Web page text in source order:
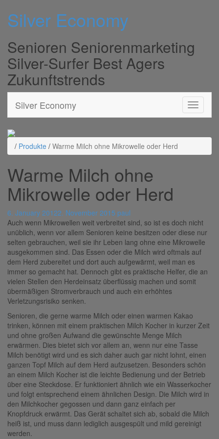
Silver Economy
Senioren Seniorenmarketing
Silver-Surfer Best Agers
Zukunftstrends
Silver Economy
/ Produkte / Warme Milch ohne Mikrowelle oder Herd
Warme Milch ohne
Mikrowelle oder Herd
6. January 20122. November 2015 paul
Auch wenn Mikrowellen weit verbreitet sind, so ist es doch nicht
unüblich, wenn vor allem Senioren keine besitzen oder diese nur
selten gebrauchen, weil sie ihr Leben lang ohne eine Mikrowelle
ausgekommen sind. Das Essen oder die Milch wird oftmals auf
dem Herd zubereitet und dort auch aufgewärmt, weil man es
immer so gemacht hat. Dennoch gibt es praktische Helfer, die an
vielen Stellen den Herdeinsatz überflüssig machen und somit
übermäßigen Stromverbrauch und auch ein erhöhtes
Verletzungsrisiko senken.
Senioren, die gerne warme Milch oder einen warmen Kakao
trinken, können mit einem praktischen Milch Kocher in kurzer Zeit
und ohne großen Aufwand die gewünschte Menge Milch
erwärmen. Dies bietet sich vor allem an, wenn nur eine Tasse
Milch benötigt wird und es sich daher auch gar nicht lohnt, einen
ganzen Topf Milch auf dem Herd aufzusetzen. Besonders schön
an einem Milch Kocher ist die leichte Bedienung und der Betrieb
über eine Steckdose. Er funktioniert ähnlich wie ein Wasserkocher
und folgt entsprechend einem ähnlichen Design. Die Milch wird in
den Milchkocher gegossen und dann ganz einfach per
Knopfdruck erwärmt. Das Gerät schaltet sich ab, sobald die Milch
heiß ist, und muss dann lediglich ausgespült und mild gereinigt
werden.